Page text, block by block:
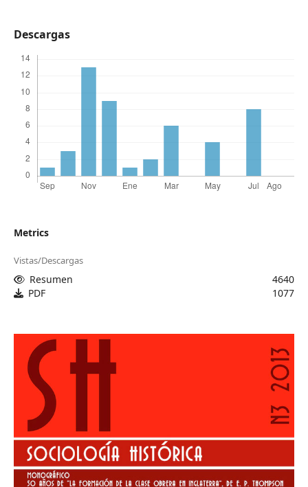
Descargas
Metrics
Vistas/Descargas
Resumen
4640
PDF
1077